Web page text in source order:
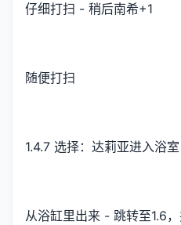
仔细打扫 - 稍后南希+1
随便打扫
1.4.7 选择：达莉亚进入浴室
从浴缸里出来 - 跳转至1.6